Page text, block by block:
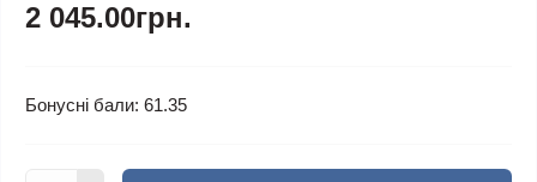
2 045.00грн.
Бонусні бали: 61.35